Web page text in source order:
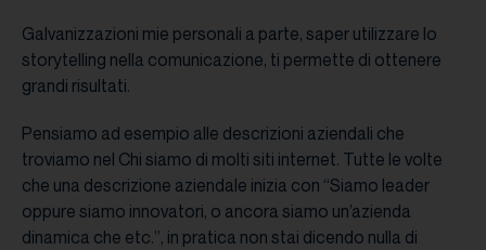
Galvanizzazioni mie personali a parte, saper utilizzare lo
storytelling nella comunicazione, ti permette di ottenere
grandi risultati.
Pensiamo ad esempio alle descrizioni aziendali che
troviamo nel Chi siamo di molti siti internet. Tutte le volte
che una descrizione aziendale inizia con “Siamo leader
oppure siamo innovatori, o ancora siamo un’azienda
dinamica che etc.”, in pratica non stai dicendo nulla di